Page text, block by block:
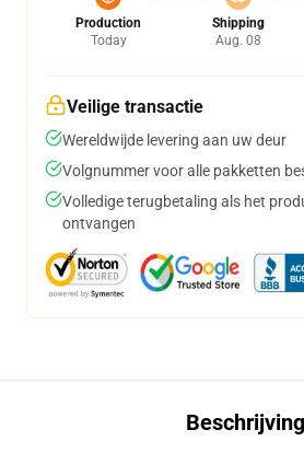
Production
Today
Shipping
Aug. 08
Veilige transactie
Wereldwijde levering aan uw deur
Volgnummer voor alle pakketten
Volledige terugbetaling als het
ontvangen
Beschrijving